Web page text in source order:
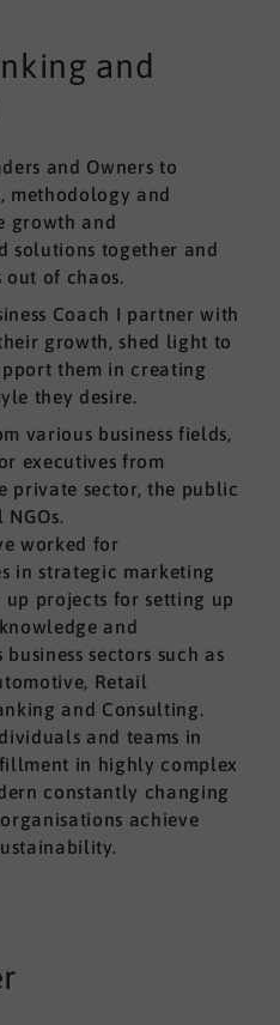
and
and Owners to
methodology and
growth and
solutions together and
out of chaos.
Coach I partner with
growth, shed light to
them in creating
they desire.
various business fields,
executives from
private sector, the public
worked for
in strategic marketing
projects for setting up
and
sectors such as
Retail
and Consulting.
and teams in
in highly complex
constantly changing
achieve